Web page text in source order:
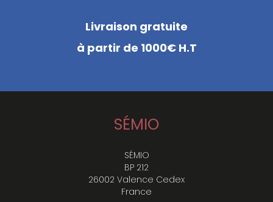
Livraison gratuite
à partir de 1000€ H.T
SÉMIO
SÉMIO
BP 212
26002 Valence Cedex
France